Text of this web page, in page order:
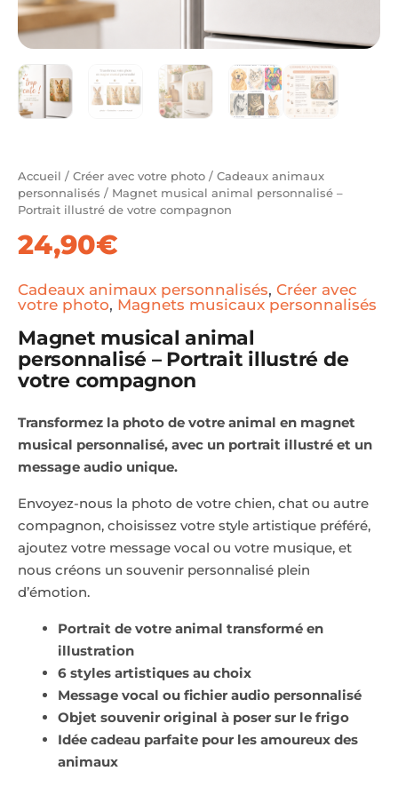
Accueil / Créer avec votre photo / Cadeaux animaux
personnalisés / Magnet musical animal personnalisé –
Portrait illustré de votre compagnon
24,90€
Cadeaux animaux personnalisés, Créer avec
votre photo, Magnets musicaux personnalisés
Magnet musical animal
personnalisé – Portrait illustré de
votre compagnon
Transformez la photo de votre animal en magnet
musical personnalisé, avec un portrait illustré et un
message audio unique.
Envoyez-nous la photo de votre chien, chat ou autre
compagnon, choisissez votre style artistique préféré,
ajoutez votre message vocal ou votre musique, et
nous créons un souvenir personnalisé plein
d’émotion.
Portrait de votre animal transformé en
illustration
6 styles artistiques au choix
Message vocal ou fichier audio personnalisé
Objet souvenir original à poser sur le frigo
Idée cadeau parfaite pour les amoureux des
animaux